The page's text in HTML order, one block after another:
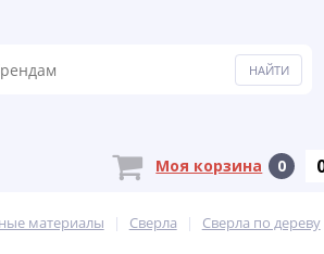
Моя корзина 0
материалы Сверла
Сверла по дереву